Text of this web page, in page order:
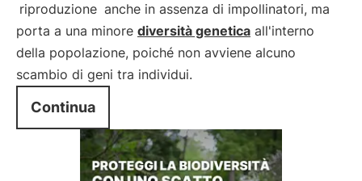
riproduzione anche in assenza di impollinatori, ma
porta a una minore diversità genetica all'interno
della popolazione, poiché non avviene alcuno
scambio di geni tra individui.
Continua